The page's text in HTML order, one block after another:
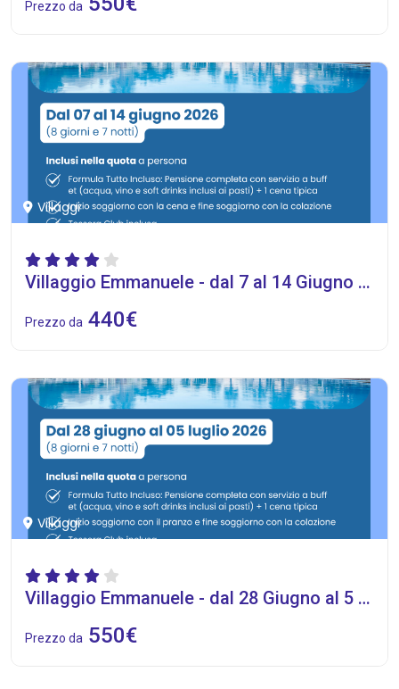
Prezzo da
Villaggi
Villaggio Emmanuele - dal 7 al 14 Giugno 2026
Prezzo da 440€
Villaggi
Villaggio Emmanuele - dal 28 Giugno al 5 Luglio 2026
Prezzo da 550€